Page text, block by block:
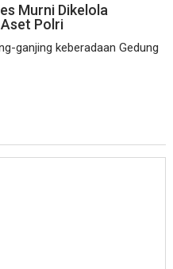
Murni Dikelola
Polri
ganjing keberadaan Gedung